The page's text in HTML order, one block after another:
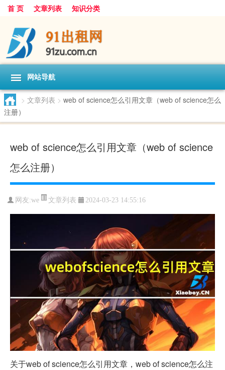
首 页 文章列表 知识分类
网站导航
> 文章列表 > web of science怎么引用文章（web of science怎么
注册）
web of science怎么引用文章（web of science
怎么注册）
网友:we 文章列表 2024-03-23 14:55:16
关于web of science怎么引用文章，web of science怎么注